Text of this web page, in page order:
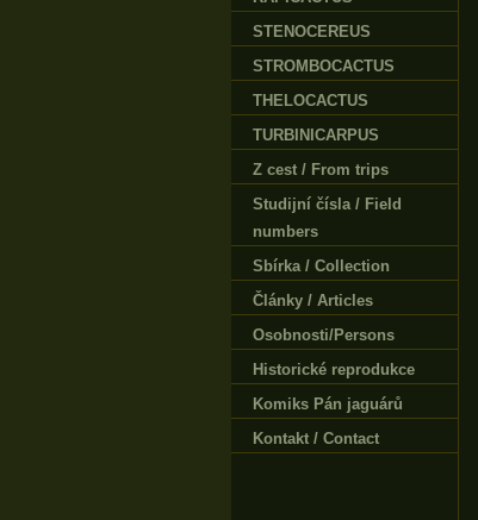
STENOCEREUS
STROMBOCACTUS
THELOCACTUS
TURBINICARPUS
Z cest / From trips
Studijní čísla / Field
numbers
Sbírka / Collection
Články / Articles
Osobnosti/Persons
Historické reprodukce
Komiks Pán jaguárů
Kontakt / Contact